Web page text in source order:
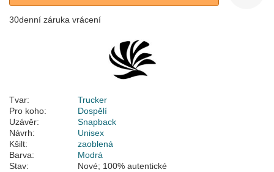
30denní záruka vrácení
Tvar:
Trucker
Pro koho:
Dospělí
Uzávěr:
Snapback
Návrh:
Unisex
Kšilt:
zaoblená
Barva:
Modrá
Stav:
Nové; 100% autentické